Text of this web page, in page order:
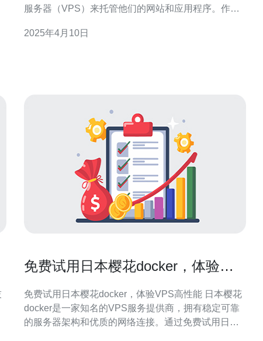
服务器（VPS）来托管他们的网站和应用程序。作为
非常迅速。日本樱花VPS作为该地区最受欢迎的VPS
2025年4月10日
免费试用日本樱花docker，体验
免费试用日本樱花docker，体验VPS高性能 日本樱花
docker是一家知名的VPS服务提供商，拥有稳定可靠
的服务器架构和优质的网络连接。通过免费试用日本